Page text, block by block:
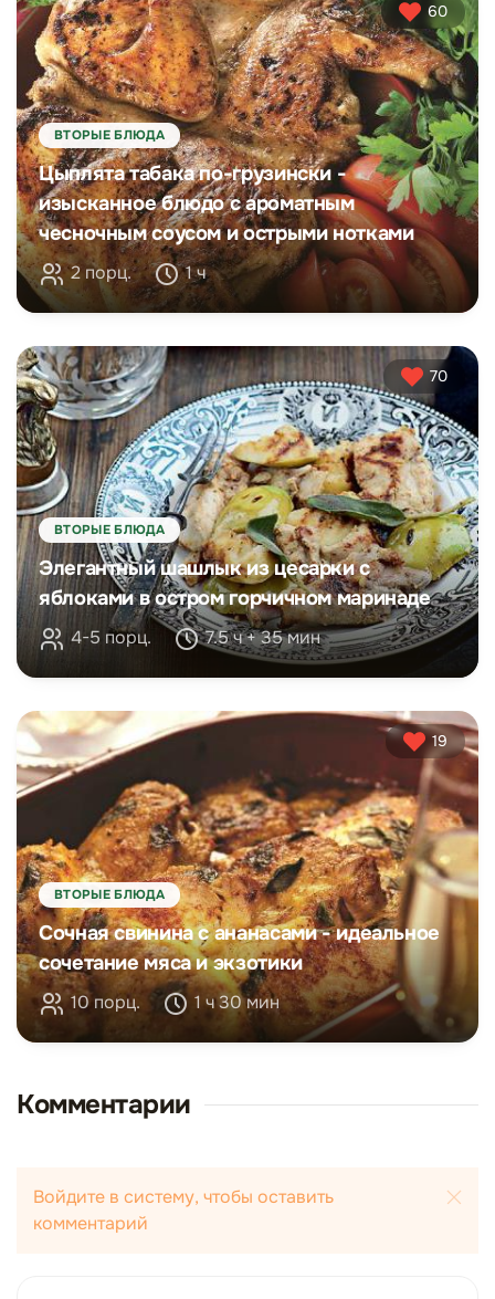
60
ВТОРЫЕ БЛЮДА
Цыплята табака по-грузински -
изысканное блюдо с ароматным
чесночным соусом и острыми нотками
2 порц. 1 ч
70
ВТОРЫЕ БЛЮДА
Элегантный шашлык из цесарки с
яблоками в остром горчичном маринаде
4-5 порц. 7.5 ч + 35 мин
19
ВТОРЫЕ БЛЮДА
Сочная свинина с ананасами - идеальное
сочетание мяса и экзотики
10 порц. 1 ч 30 мин
Комментарии
Войдите в систему, чтобы оставить
комментарий